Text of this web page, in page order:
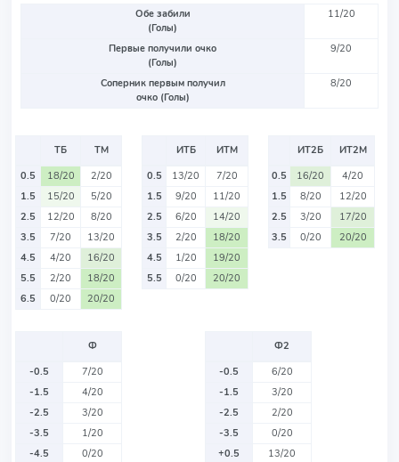
Обе забили
(Голы)
11/20
Первые получили очко
(Голы)
9/20
Соперник первым получил
очко (Голы)
8/20
ТБ
ТМ
0.5
18/20
2/20
1.5
15/20
5/20
2.5
12/20
8/20
3.5
7/20
13/20
4.5
4/20
16/20
5.5
2/20
18/20
6.5
0/20 20/20
ИТБ
ИТМ
0.5
13/20
7/20
1.5
9/20
11/20
2.5
6/20
14/20
3.5
2/20
18/20
4.5
1/20
19/20
5.5
0/20 20/20
ИТ2Б
ИТ2М
0.5
16/20
4/20
1.5
8/20
12/20
2.5
3/20
17/20
3.5
0/20 20/20
Ф
-0.5
7/20
-1.5
4/20
-2.5
3/20
-3.5
1/20
-4.5
0/20
Ф2
-0.5
6/20
-1.5
3/20
-2.5
2/20
-3.5
0/20
+0.5
13/20